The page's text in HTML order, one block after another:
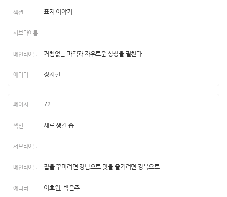
표지 이야기
거침없는 파격과 자유로운 상상을 펼친다
정지현
72
새로 생긴 숍
집을 꾸미려면 강남으로 맛을 즐기려면 강북으로
이효원, 박은주